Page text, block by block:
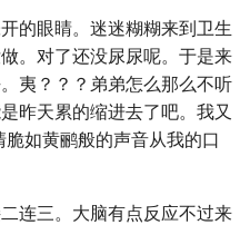
的眼睛。迷迷糊糊来到卫生
。对了还没尿尿呢。于是来
夷？？？弟弟怎么那么不听
昨天累的缩进去了吧。我又
脆如黄鹂般的声音从我的口
连三。大脑有点反应不过来